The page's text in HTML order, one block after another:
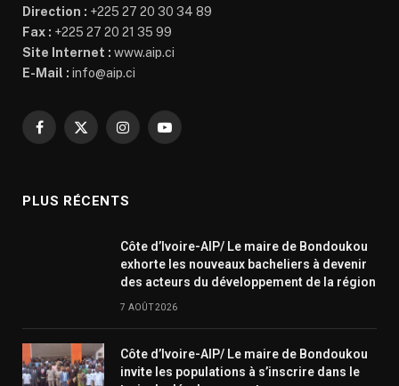
Direction : +225 27 20 30 34 89
Fax : +225 27 20 21 35 99
Site Internet : www.aip.ci
E-Mail : info@aip.ci
Facebook
X
InstagramYouTube
PLUS RÉCENTS
Côte d’Ivoire-AIP/ Le maire de Bondoukou
exhorte les nouveaux bacheliers à devenir
des acteurs du développement de la région
7 AOÛT 2026
Côte d’Ivoire-AIP/ Le maire de Bondoukou
invite les populations à s’inscrire dans le